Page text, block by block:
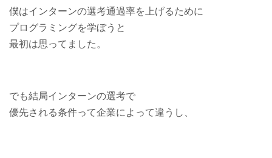
僕はインターンの選考通過率を上げるために
プログラミングを学ぼうと
最初は思ってました。
でも結局インターンの選考で
優先される条件って企業によって違うし、